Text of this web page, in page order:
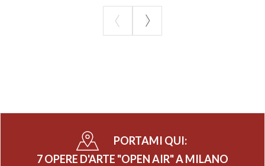
PORTAMI QUI:
7 OPERE D'ARTE "OPEN AIR" A MILANO